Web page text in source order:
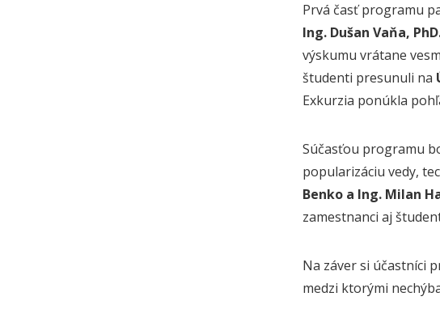
Prvá časť programu
Ing. Dušan Vaňa,
výskumu vrátane
študenti presunuli na
Exkurzia ponúkla
Súčasťou programu
popularizáciu vedy,
Benko a Ing. Milan
zamestnanci aj
Na záver si účastníci
medzi ktorými